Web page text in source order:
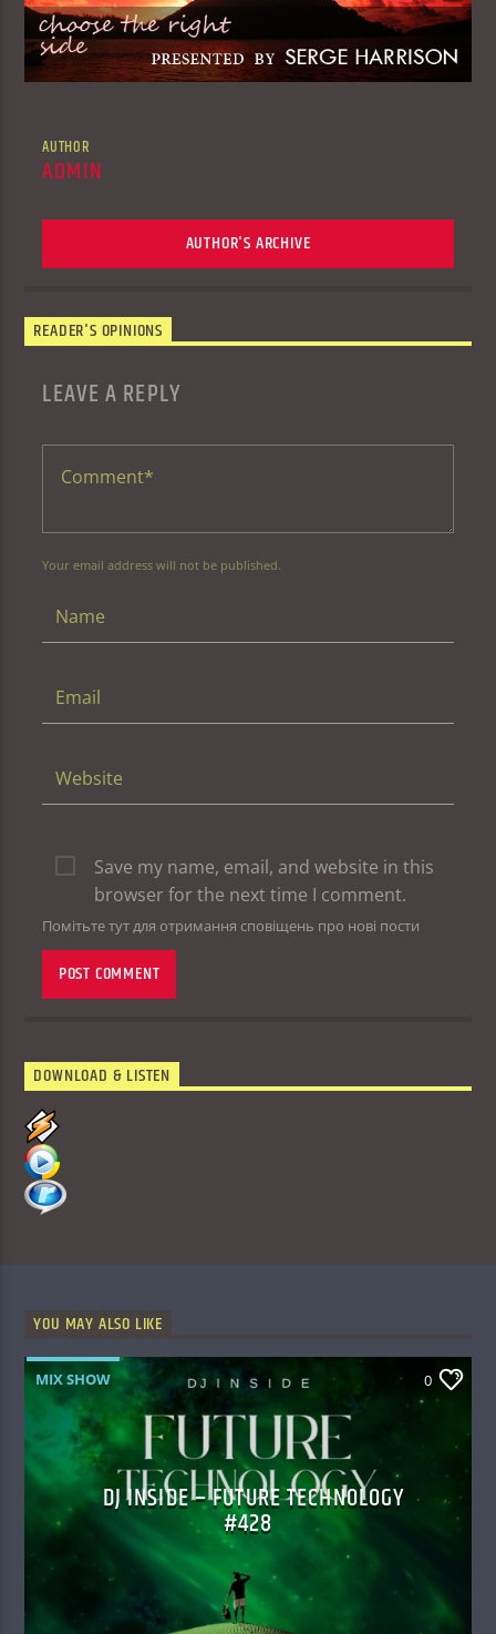
AUTHOR
ADMIN
AUTHOR'S ARCHIVE
READER'S OPINIONS
LEAVE A REPLY
Your email address will not be published.
Save my name, email, and website in this
browser for the next time I comment.
Помітьте тут для отримання сповіщень про нові пости
DOWNLOAD & LISTEN
YOU MAY ALSO LIKE
MIX SHOW 0
DJ INSIDE – FUTURE TECHNOLOGY
#428